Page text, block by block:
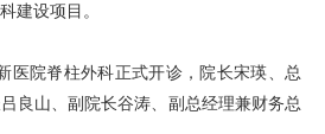
建设项目。
医院脊柱外科正式开诊，院长宋瑛、总
良山、副院长谷涛、副总经理兼财务总